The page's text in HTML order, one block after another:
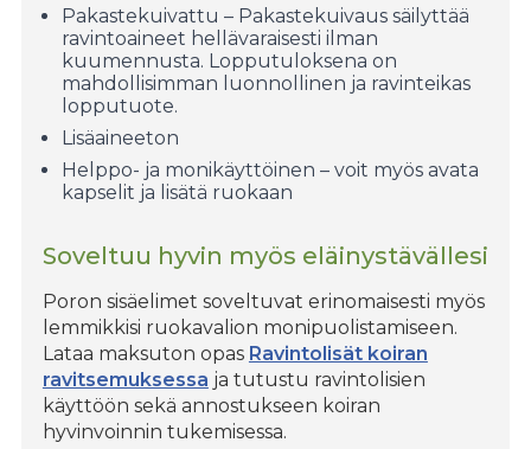
Pakastekuivattu – Pakastekuivaus säilyttää
ravintoaineet hellävaraisesti ilman
kuumennusta. Lopputuloksena on
mahdollisimman luonnollinen ja ravinteikas
lopputuote.
Lisäaineeton
Helppo- ja monikäyttöinen – voit myös avata
kapselit ja lisätä ruokaan
Soveltuu hyvin myös eläinystävällesi
Poron sisäelimet soveltuvat erinomaisesti myös
lemmikkisi ruokavalion monipuolistamiseen.
Lataa maksuton opas Ravintolisät koiran
ravitsemuksessa ja tutustu ravintolisien
käyttöön sekä annostukseen koiran
hyvinvoinnin tukemisessa.